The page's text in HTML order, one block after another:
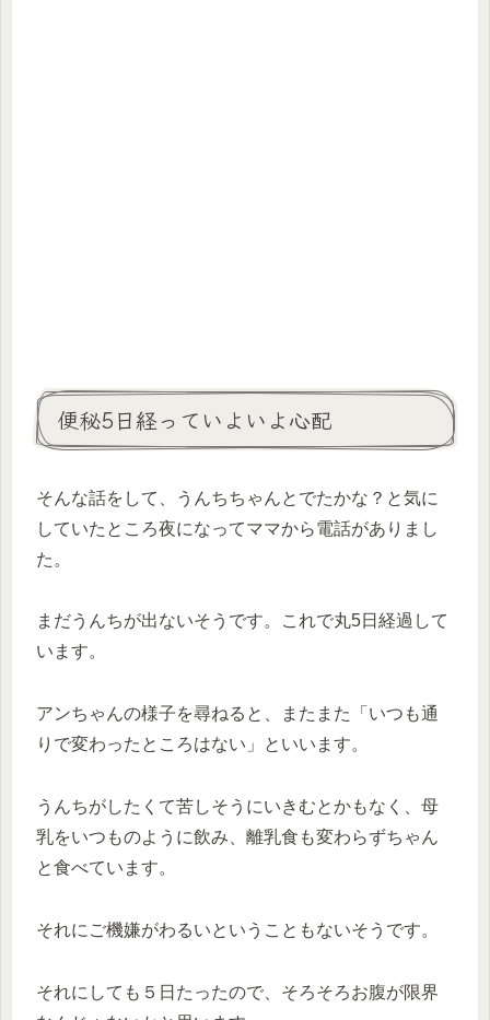
便秘5日経っていよいよ心配
そんな話をして、うんちちゃんとでたかな？と気に
していたところ夜になってママから電話がありまし
た。
まだうんちが出ないそうです。これで丸5日経過して
います。
アンちゃんの様子を尋ねると、またまた「いつも通
りで変わったところはない」といいます。
うんちがしたくて苦しそうにいきむとかもなく、母
乳をいつものように飲み、離乳食も変わらずちゃん
と食べています。
それにご機嫌がわるいということもないそうです。
それにしても５日たったので、そろそろお腹が限界